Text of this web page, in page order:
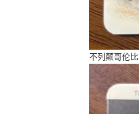
不列颠哥伦